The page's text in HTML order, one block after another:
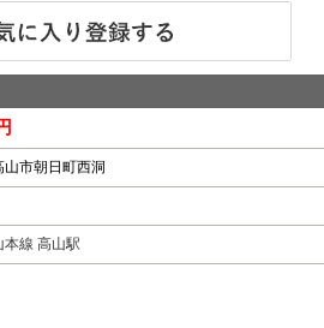
山市朝日町西洞
本線 高山駅